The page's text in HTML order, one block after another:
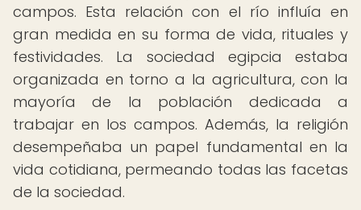
campos. Esta relación con el río influía en
gran medida en su forma de vida, rituales y
festividades. La sociedad egipcia estaba
organizada en torno a la agricultura, con la
mayoría de la población dedicada a
trabajar en los campos. Además, la religión
desempeñaba un papel fundamental en la
vida cotidiana, permeando todas las facetas
de la sociedad.